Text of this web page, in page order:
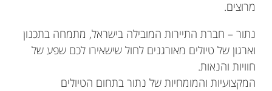
מרוצים.
נתור – חברת התיירות המובילה בישראל, מתמחה בתכנון
וארגון של טיולים מאורגנים לחול שישאירו לכם שפע של
חוויות והנאות.
המקצועיות והמומחיות של נתור בתחום הטיולים